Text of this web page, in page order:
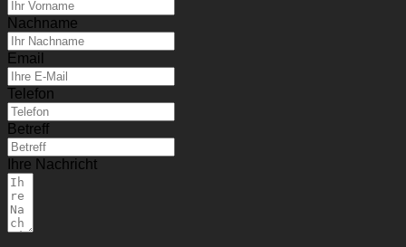
Nachname
Email
Telefon
Betreff
Ihre Nachricht